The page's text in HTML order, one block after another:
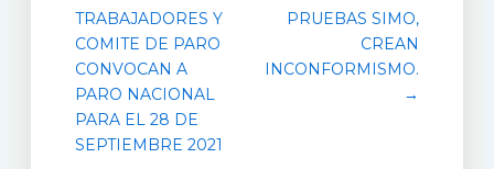
TRABAJADORES Y
COMITE DE PARO
CONVOCAN A
PARO NACIONAL
PARA EL 28 DE
SEPTIEMBRE 2021
PRUEBAS SIMO,
CREAN
INCONFORMISMO.
→